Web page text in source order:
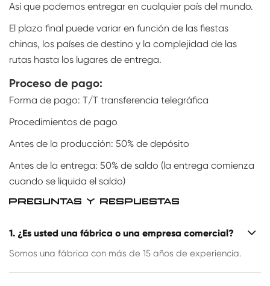
Así que podemos entregar en cualquier país del mundo.
El plazo final puede variar en función de las fiestas
chinas, los países de destino y la complejidad de las
rutas hasta los lugares de entrega.
Proceso de pago:
Forma de pago: T/T transferencia telegráfica
Procedimientos de pago
Antes de la producción: 50% de depósito
Antes de la entrega: 50% de saldo (la entrega comienza
cuando se liquida el saldo)
PREGUNTAS Y RESPUESTAS
1. ¿Es usted una fábrica o una empresa comercial?
Somos una fábrica con más de 15 años de experiencia.